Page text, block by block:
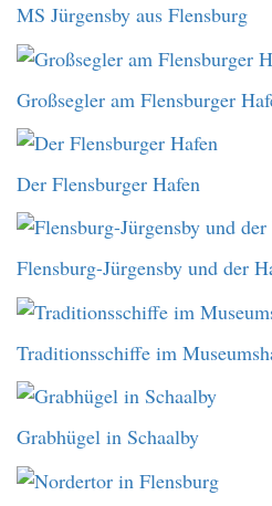
MS Jürgensby aus Flensburg
Großsegler am Flensburger
Der Flensburger Hafen
Flensburg-Jürgensby und der
Traditionsschiffe im
Grabhügel in Schaalby